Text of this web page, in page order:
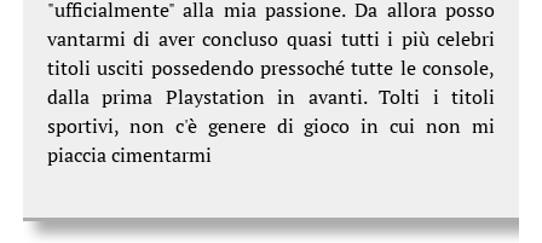
"ufficialmente" alla mia passione. Da allora posso
vantarmi di aver concluso quasi tutti i più celebri
titoli usciti possedendo pressoché tutte le console,
dalla prima Playstation in avanti. Tolti i titoli
sportivi, non c'è genere di gioco in cui non mi
piaccia cimentarmi